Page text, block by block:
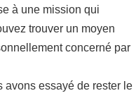
à une mission qui
trouver un moyen
concerné par
avons essayé de rester le